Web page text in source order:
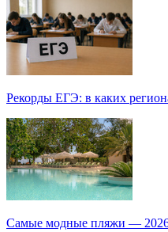
Рекорды ЕГЭ: в каких
Самые модные пляжи —